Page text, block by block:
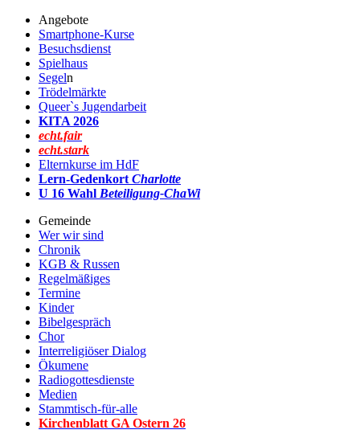
Angebote
Smartphone-Kurse
Besuchsdienst
Spielhaus
Segeln
Trödelmärkte
Queer`s Jugendarbeit
KITA 2026
echt.fair
echt.stark
Elternkurse im HdF
Lern-Gedenkort Charlotte
U 16 Wahl Beteiligung-ChaWi
Gemeinde
Wer wir sind
Chronik
KGB & Russen
Regelmäßiges
Termine
Kinder
Bibelgespräch
Chor
Interreligiöser Dialog
Ökumene
Radiogottesdienste
Medien
Stammtisch-für-alle
Kirchenblatt GA Ostern 26